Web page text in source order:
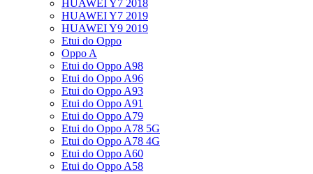
HUAWEI Y7 2018
HUAWEI Y7 2019
HUAWEI Y9 2019
Etui do Oppo
Oppo A
Etui do Oppo A98
Etui do Oppo A96
Etui do Oppo A93
Etui do Oppo A91
Etui do Oppo A79
Etui do Oppo A78 5G
Etui do Oppo A78 4G
Etui do Oppo A60
Etui do Oppo A58